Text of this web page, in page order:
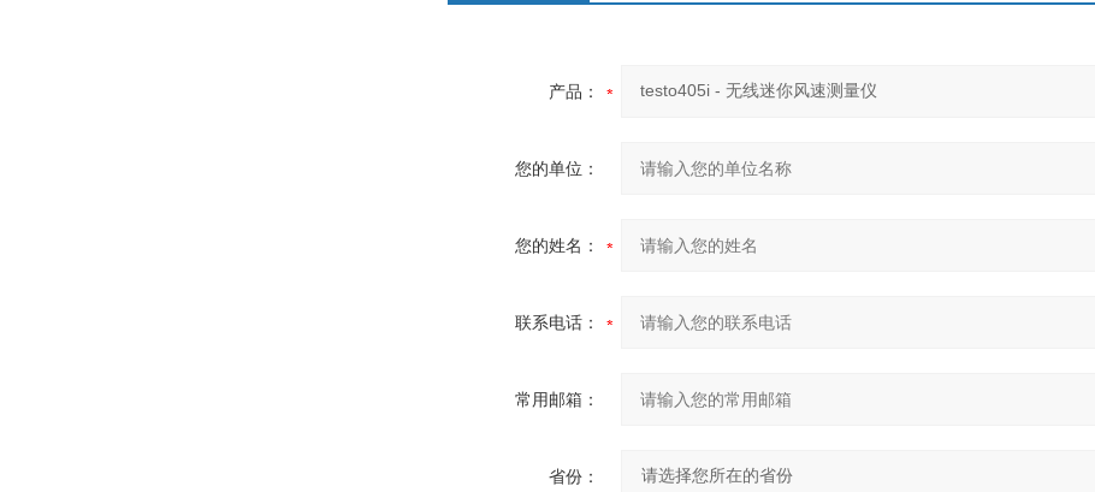
产品：
您的单位：
您的姓名：
联系电话：
常用邮箱：
省份：